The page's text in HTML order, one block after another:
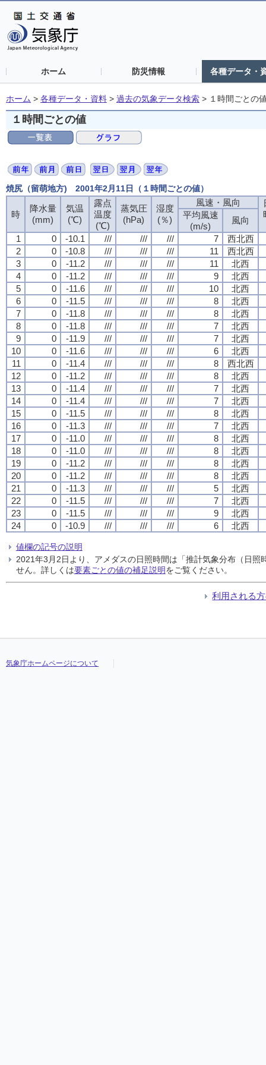
ホーム 防災情報 各種データ・
ホーム > 各種データ・資料 > 過去の気象データ検索 > １時間ごとの
１時間ごとの値
焼尻（留萌地方) 2001年2月11日（１時間ごとの値）
時
降水量
(mm)
気温
(℃)
露点
温度
(℃)
蒸気圧
(hPa)
湿度
(％)
風速・風向
平均風速
(m/s)
風向
1
0 -10.1 /// /// /// 7
西北西
2
0 -10.8 /// /// /// 11
西北西
3
0 -11.2 /// /// /// 11
北西
4
0 -11.2 /// /// /// 9
北西
5
0 -11.6 /// /// /// 10
北西
6
0 -11.5 /// /// /// 8
北西
7
0 -11.8 /// /// /// 8
北西
8
0 -11.8 /// /// /// 7
北西
9
0 -11.9 /// /// /// 7
北西
10
0 -11.6 /// /// /// 6
北西
11
0 -11.4 /// /// /// 8
西北西
12
0 -11.2 /// /// /// 8
北西
13
0 -11.4 /// /// /// 7
北西
14
0 -11.4 /// /// /// 7
北西
15
0 -11.5 /// /// /// 8
北西
16
0 -11.3 /// /// /// 7
北西
17
0 -11.0 /// /// /// 8
北西
18
0 -11.0 /// /// /// 8
北西
19
0 -11.2 /// /// /// 8
北西
20
0 -11.2 /// /// /// 8
北西
21
0 -11.3 /// /// /// 5
北西
22
0 -11.5 /// /// /// 7
北西
23
0 -11.5 /// /// /// 9
北西
24
0 -10.9 /// /// /// 6 北西
値欄の記号の説明
2021年3月2日より、アメダスの日照時間は「推計気象分布（日
せん。詳しくは要素ごとの値の補足説明をご覧ください。
利用される
気象庁ホームページについて